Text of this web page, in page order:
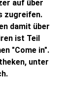
auf über
zugreifen.
damit über
ist Teil
"Come in".
unter